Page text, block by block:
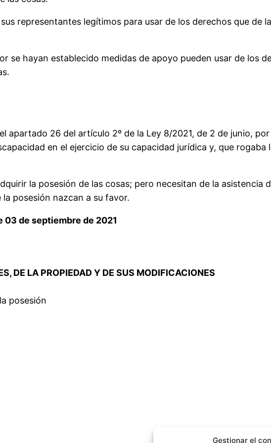
Gestionar el
representantes legítimos para usar de los derechos que de
se hayan establecido medidas de apoyo pueden usar de los
26 del artículo 2º de la Ley 8/2021, de 2 de junio,
en el ejercicio de su capacidad jurídica y, que rogaba
la posesión de las cosas; pero necesitan de la asistencia
posesión nazcan a su favor.
de septiembre de 2021
DE LA PROPIEDAD Y DE SUS MODIFICACIONES
posesión